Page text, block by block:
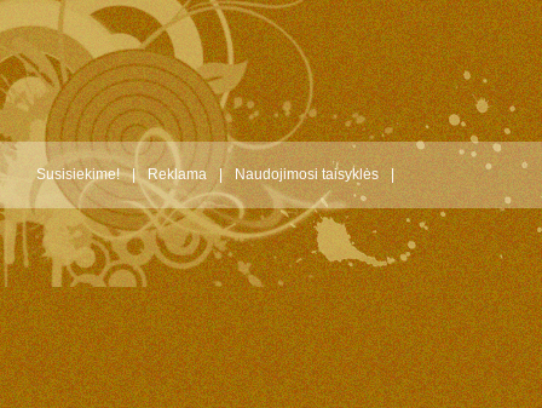
Susisiekime! | Reklama | Naudojimosi taisyklės |